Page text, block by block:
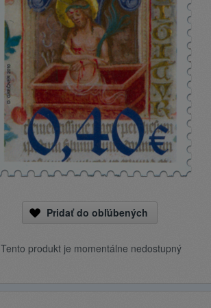
Pridať do obľúbených
Tento produkt je momentálne nedostupný